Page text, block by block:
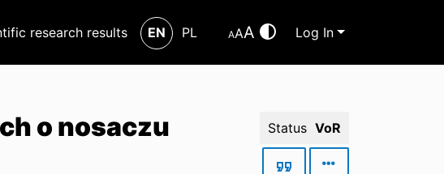
research results EN PL AAA Log In
o nosaczu
Status VoR